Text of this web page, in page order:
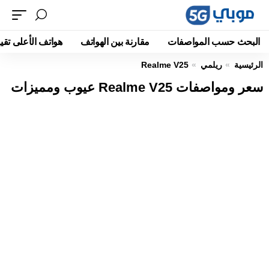
البحث حسب المواصفات مقارنة بين الهواتف هواتف الأعلى
الرئيسية ريلمي Realme V25
سعر ومواصفات Realme V25 عيوب ومميزات